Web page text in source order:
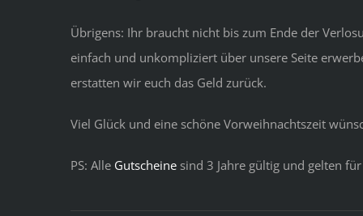
Übrigens: Ihr braucht nicht bis zum Ende der
einfach und unkompliziert über unsere Seite
erstatten wir euch das Geld zurück.
Viel Glück und eine schöne Vorweihnachtszeit
PS: Alle Gutscheine sind 3 Jahre gültig und gelten